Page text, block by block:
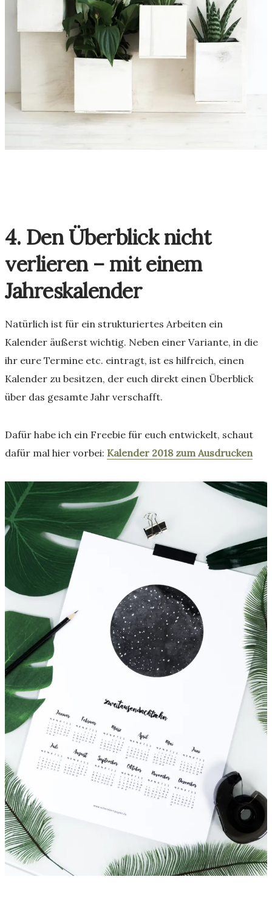
4. Den Überblick nicht
verlieren – mit einem
Jahreskalender
Natürlich ist für ein strukturiertes Arbeiten ein
Kalender äußerst wichtig. Neben einer Variante, in die
ihr eure Termine etc. eintragt, ist es hilfreich, einen
Kalender zu besitzen, der euch direkt einen Überblick
über das gesamte Jahr verschafft.
Dafür habe ich ein Freebie für euch entwickelt, schaut
dafür mal hier vorbei: Kalender 2018 zum Ausdrucken